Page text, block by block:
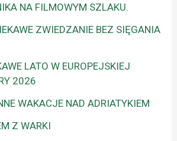
NA FILMOWYM SZLAKU.
ZWIEDZANIE BEZ SIĘGANIA
LATO W EUROPEJSKIEJ
2026
WAKACJE NAD ADRIATYKIEM
Z WARKI